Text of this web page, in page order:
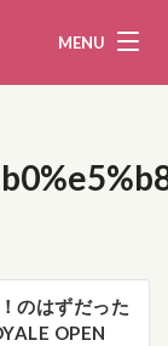
MENU
飲食
とめ！
のはずだった
OPEN